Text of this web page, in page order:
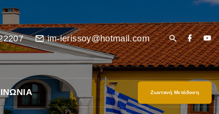
im-ierissoy@hotmail.com
Ζωντανή Μετάδοση